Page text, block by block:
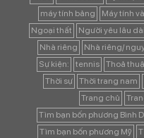
máy tính bảng
Máy tính
Ngoại thất
Người yêu lâu dài
Nhà riêng
Nhà riêng/
Sự kiện:
tennis Thoả
Thời sự
Thời trang nam
Trang chủ
Tìm bạn bốn phương Bình
Tìm bạn bốn phương Mỹ